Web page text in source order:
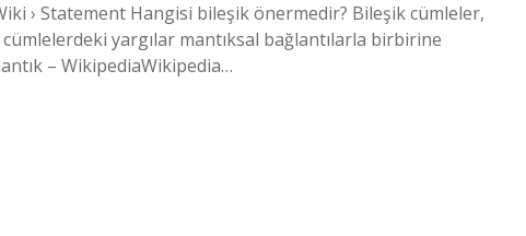
› Statement Hangisi bileşik önermedir? Bileşik cümleler,
yargılar mantıksal bağlantılarla birbirine
– WikipediaWikipedia…